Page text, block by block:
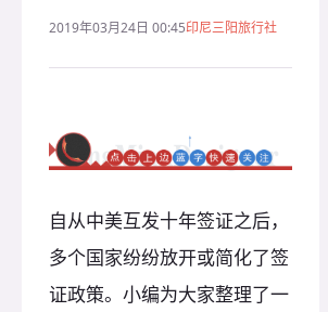
2019年03月24日 00:45印尼三阳旅行社
自从中美互发十年签证之后，
多个国家纷纷放开或简化了签
证政策。小编为大家整理了一